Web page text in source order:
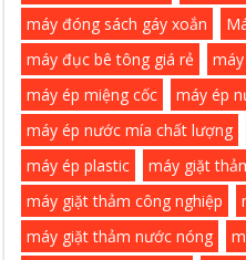
máy đóng sách gáy xoắn
máy đục bê tông giá rẻ
máy ép miệng cốc
máy ép
máy ép nước mía chất lượng
máy ép plastic
máy giặt
máy giặt thảm công nghiệp
máy giặt thảm nước nóng